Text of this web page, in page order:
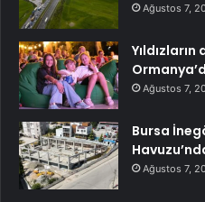
Ağustos 7,
Ağustos 7,
Bursa
Ağustos 7,